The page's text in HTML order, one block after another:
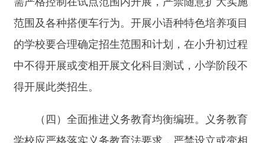
（五）保障重点群体公平入学。全面落实“两
为主、两纳入、以居住证为主要依据”的随迁子女
入学政策，进一步清理简化证明材料，有条件的地
取消附加或限制条件。人口集中流入地区要持续加
大公办学校学位供给和招生计划，不断提高随迁子